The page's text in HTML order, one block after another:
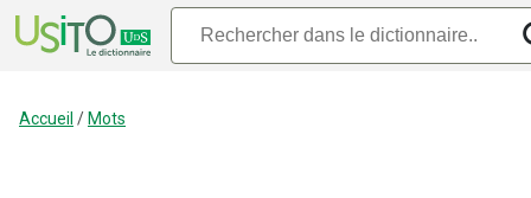
Accueil / Mots